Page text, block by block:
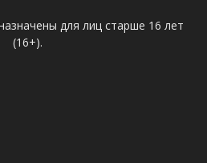
для лиц старше 16 лет
(16+).